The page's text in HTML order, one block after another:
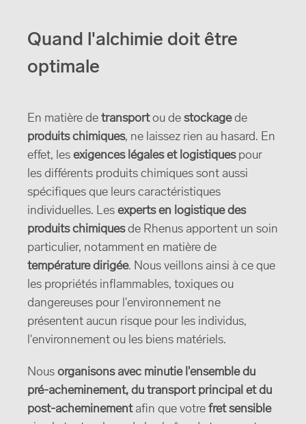
Quand l'alchimie doit être
optimale
En matière de transportou de stockagede
produits chimiques, ne laissez rien au hasard. En
effet, les exigences légales et logistiquespour
les différents produits chimiques sont aussi
spécifiques que leurs caractéristiques
individuelles. Les experts en logistique des
produits chimiquesde Rhenus apportent un soin
particulier, notamment en matière de
température dirigée. Nous veillons ainsi à ce que
les propriétés inflammables, toxiques ou
dangereuses pour l'environnement ne
présentent aucun risque pour les individus,
l'environnement ou les biens matériels.
Nous organisons avec minutie l'ensemble du
pré-acheminement, du transport principal et du
post-acheminementafin que votre fret sensible